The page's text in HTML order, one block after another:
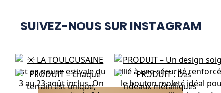
SUIVEZ-NOUS SUR INSTAGRAM